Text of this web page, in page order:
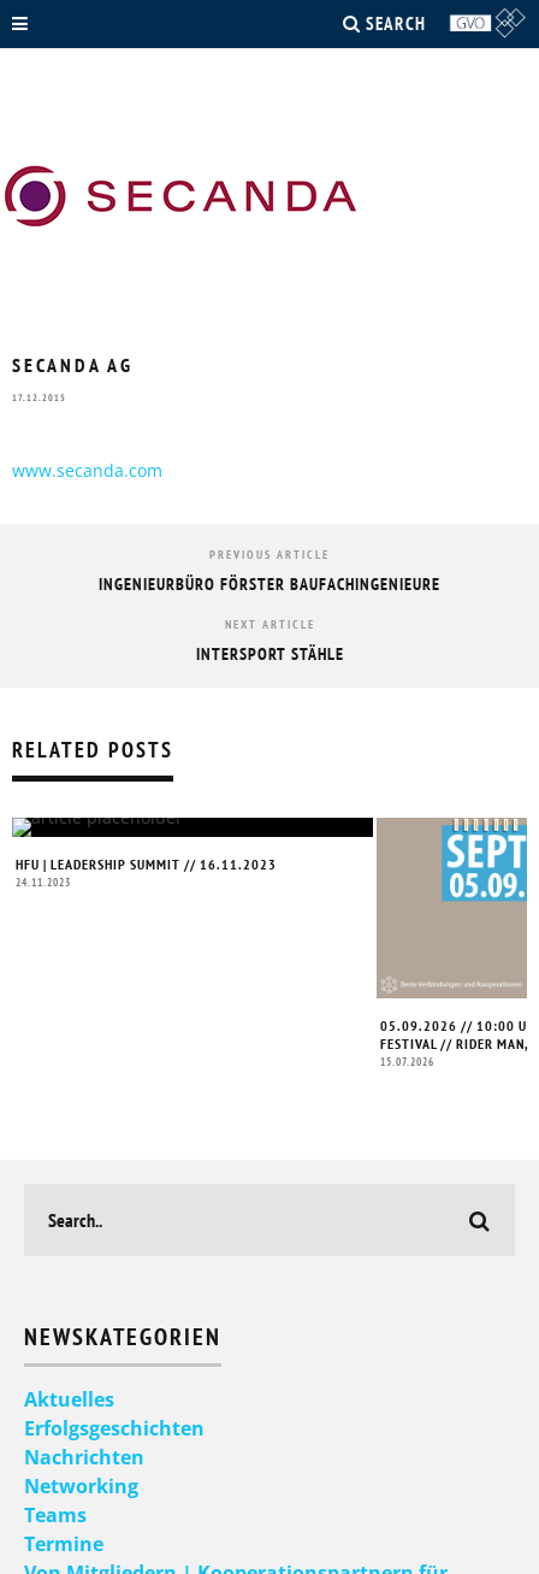
SEARCH
SECANDA AG
17.12.2015
www.secanda.com
PREVIOUS ARTICLE
INGENIEURBÜRO FÖRSTER BAUFACHINGENIEURE
NEXT ARTICLE
INTERSPORT STÄHLE
RELATED POSTS
HFU | LEADERSHIP SUMMIT // 16.11.2023
24.11.2023
05.09.2026 // 10:00 UHR
FESTIVAL // RIDER MAN,
15.07.2026
NEWSKATEGORIEN
Aktuelles
Erfolgsgeschichten
Nachrichten
Networking
Teams
Termine